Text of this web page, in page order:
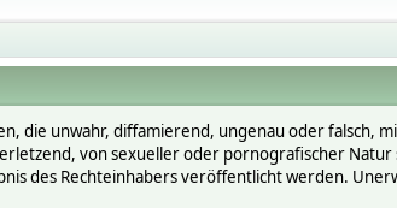
die unwahr, diffamierend, ungenau oder falsch,
von sexueller oder pornografischer
des Rechteinhabers veröffentlicht werden.